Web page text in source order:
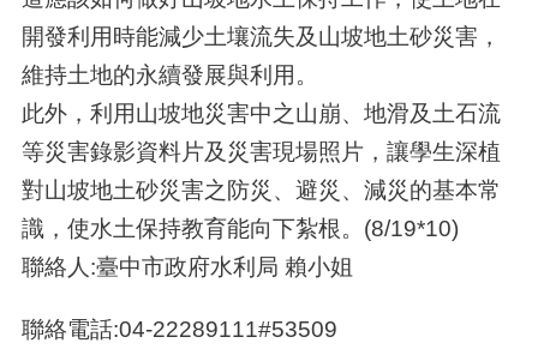
開發利用時能減少土壤流失及山坡地土砂災害，
維持土地的永續發展與利用。
此外，利用山坡地災害中之山崩、地滑及土石流
等災害錄影資料片及災害現場照片，讓學生深植
對山坡地土砂災害之防災、避災、減災的基本常
識，使水土保持教育能向下紮根。(8/19*10)
聯絡人:臺中市政府水利局 賴小姐
聯絡電話:04-22289111#53509